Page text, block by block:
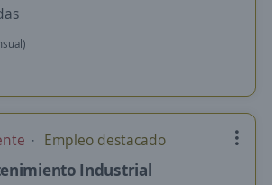
Empleo destacado
Industrial